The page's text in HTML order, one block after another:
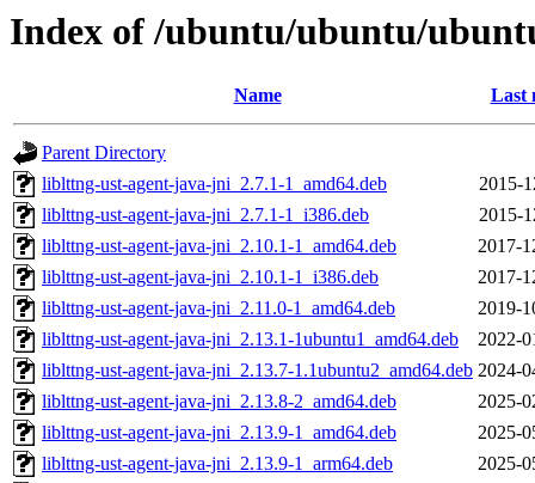
Index of /ubuntu/ubuntu/
Name Last
Parent Directory
liblttng-ust-agent-java-jni_2.7.1-1_amd64.deb
2015-
liblttng-ust-agent-java-jni_2.7.1-1_i386.deb
2015-
liblttng-ust-agent-java-jni_2.10.1-1_amd64.deb
2017-
liblttng-ust-agent-java-jni_2.10.1-1_i386.deb
2017-
liblttng-ust-agent-java-jni_2.11.0-1_amd64.deb
2019-
liblttng-ust-agent-java-jni_2.13.1-1ubuntu1_amd64.deb
2022-
liblttng-ust-agent-java-jni_2.13.7-1.1ubuntu2_amd64.deb 2024-
liblttng-ust-agent-java-jni_2.13.8-2_amd64.deb
2025-
liblttng-ust-agent-java-jni_2.13.9-1_amd64.deb
2025-
liblttng-ust-agent-java-jni_2.13.9-1_arm64.deb
2025-